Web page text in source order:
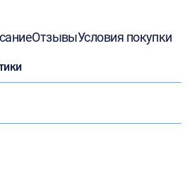
ОтзывыУсловия покупки